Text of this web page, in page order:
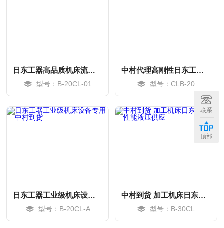
日东工器高品质机床流体设备适配中村到货
型号：B-20CL-01
中村代理高刚性日东工器耐用型自动化机床
型号：CLB-20
日东工器工业级机床设备专用中村到货
型号：B-20CL-A
中村到货 加工机床日东工器高性能液压供应
型号：B-30CL
联系
顶部